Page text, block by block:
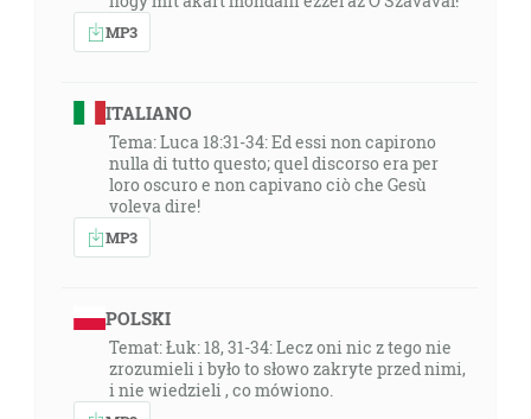
MP3
ITALIANO
Tema: Luca 18:31-34: Ed essi non capirono
nulla di tutto questo; quel discorso era per
loro oscuro e non capivano ciò che Gesù
voleva dire!
MP3
POLSKI
Temat: Łuk: 18, 31-34: Lecz oni nic z tego nie
zrozumieli i było to słowo zakryte przed nimi,
i nie wiedzieli , co mówiono.